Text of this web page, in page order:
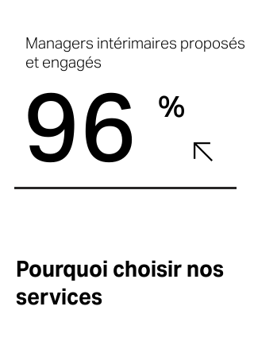
Managers intérimaires proposés
et engagés
96 %
Pourquoi choisir nos
services